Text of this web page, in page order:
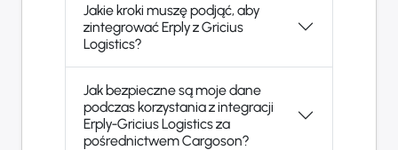
Jakie kroki muszę podjąć, aby
zintegrować Erply z Gricius
Logistics?
Jak bezpieczne są moje dane
podczas korzystania z integracji
Erply-Gricius Logistics za
pośrednictwem Cargoson?